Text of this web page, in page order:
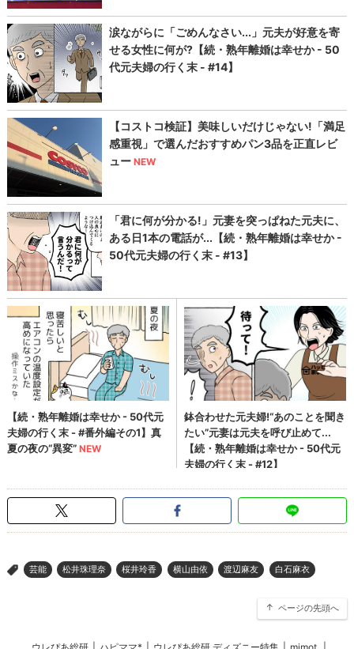
> 芸能 松井珠理奈 桜井玲香 横山由依 渡辺麻友 白石麻衣
ページの先頭へ